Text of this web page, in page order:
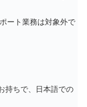
ート業務は対象外で
持ちで、日本語での